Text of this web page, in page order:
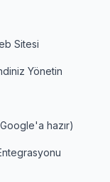
Sitesi
Yönetin
hazır)